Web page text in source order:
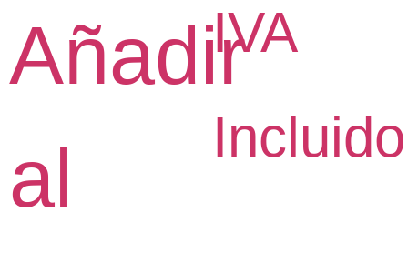
Añadir
al
IVA
Incluido